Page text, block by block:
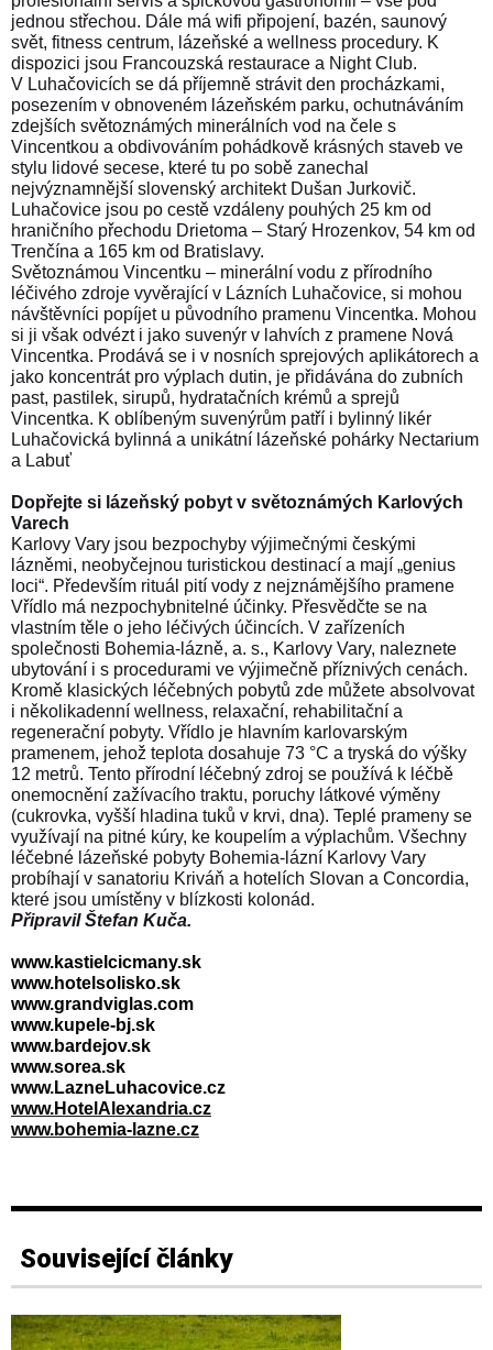
jednou střechou. Dále má wifi připojení, bazén, saunový
svět, fitness centrum, lázeňské a wellness procedury. K
dispozici jsou Francouzská restaurace a Night Club.
V Luhačovicích se dá příjemně strávit den procházkami,
posezením v obnoveném lázeňském parku, ochutnáváním
zdejších světoznámých minerálních vod na čele s
Vincentkou a obdivováním pohádkově krásných staveb ve
stylu lidové secese, které tu po sobě zanechal
nejvýznamnější slovenský architekt Dušan Jurkovič.
Luhačovice jsou po cestě vzdáleny pouhých 25 km od
hraničního přechodu Drietoma – Starý Hrozenkov, 54 km od
Trenčína a 165 km od Bratislavy.
Světoznámou Vincentku – minerální vodu z přírodního
léčivého zdroje vyvěrající v Lázních Luhačovice, si mohou
návštěvníci popíjet u původního pramenu Vincentka. Mohou
si ji však odvézt i jako suvenýr v lahvích z pramene Nová
Vincentka. Prodává se i v nosních sprejových aplikátorech a
jako koncentrát pro výplach dutin, je přidávána do zubních
past, pastilek, sirupů, hydratačních krémů a sprejů
Vincentka. K oblíbeným suvenýrům patří i bylinný likér
Luhačovická bylinná a unikátní lázeňské pohárky Nectarium
a Labuť
Dopřejte si lázeňský pobyt v světoznámých Karlových
Varech
Karlovy Vary jsou bezpochyby výjimečnými českými
lázněmi, neobyčejnou turistickou destinací a mají „genius
loci“. Především rituál pití vody z nejznámějšího pramene
Vřídlo má nezpochybnitelné účinky. Přesvědčte se na
vlastním těle o jeho léčivých účincích. V zařízeních
společnosti Bohemia-lázně, a. s., Karlovy Vary, naleznete
ubytování i s procedurami ve výjimečně příznivých cenách.
Kromě klasických léčebných pobytů zde můžete absolvovat
i několikadenní wellness, relaxační, rehabilitační a
regenerační pobyty. Vřídlo je hlavním karlovarským
pramenem, jehož teplota dosahuje 73 °C a tryská do výšky
12 metrů. Tento přírodní léčebný zdroj se používá k léčbě
onemocnění zažívacího traktu, poruchy látkové výměny
(cukrovka, vyšší hladina tuků v krvi, dna). Teplé prameny se
využívají na pitné kúry, ke koupelím a výplachům. Všechny
léčebné lázeňské pobyty Bohemia-lázní Karlovy Vary
probíhají v sanatoriu Kriváň a hotelích Slovan a Concordia,
které jsou umístěny v blízkosti kolonád.
Připravil Štefan Kuča.
www.kastielcicmany.sk
www.hotelsolisko.sk
www.grandviglas.com
www.kupele-bj.sk
www.bardejov.sk
www.sorea.sk
www.LazneLuhacovice.cz
www.HotelAlexandria.cz
www.bohemia-lazne.cz
Související články